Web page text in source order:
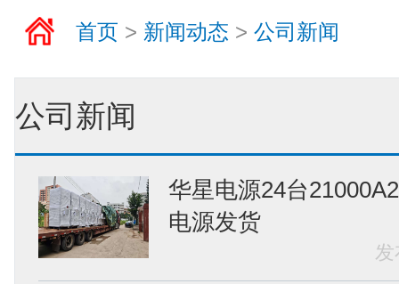
首页 > 新闻动态 > 公司新闻
公司新闻
华星电源24台
电源发货